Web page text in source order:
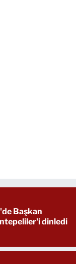
Başkan
dinledi